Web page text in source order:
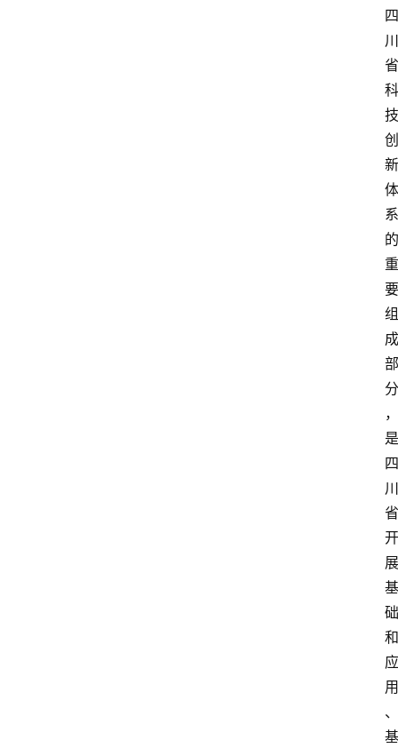
四
川
省
科
技
创
新
体
系
的
重
要
组
成
部
分
，
是
四
川
省
开
展
基
础
和
应
用
、
基